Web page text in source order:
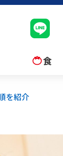
食
を紹介